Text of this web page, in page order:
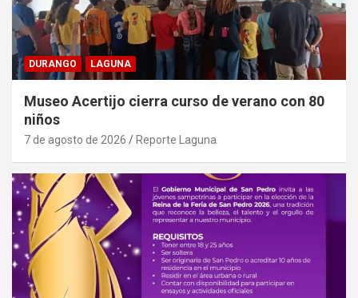
DURANGO LAGUNA
Museo Acertijo cierra curso de verano con 80
niños
7 de agosto de 2026 Reporte Laguna